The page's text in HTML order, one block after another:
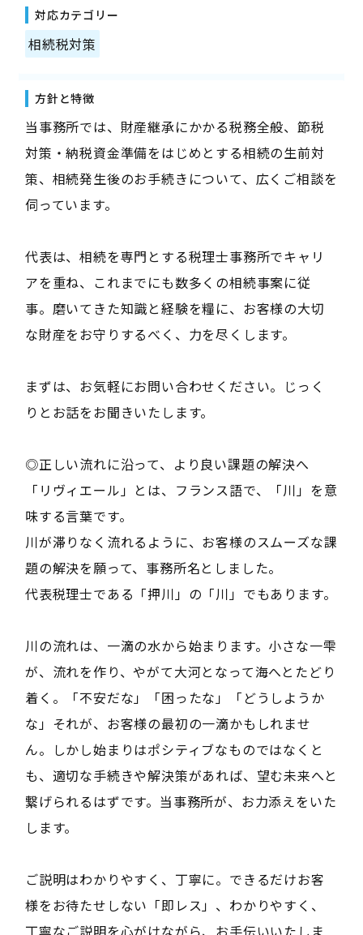
対応カテゴリー
相続税対策
方針と特徴
当事務所では、財産継承にかかる税務全般、節税
対策・納税資金準備をはじめとする相続の生前対
策、相続発生後のお手続きについて、広くご相談を
伺っています。
代表は、相続を専門とする税理士事務所でキャリ
アを重ね、これまでにも数多くの相続事案に従
事。磨いてきた知識と経験を糧に、お客様の大切
な財産をお守りするべく、力を尽くします。
まずは、お気軽にお問い合わせください。じっく
りとお話をお聞きいたします。
◎正しい流れに沿って、より良い課題の解決へ
「リヴィエール」とは、フランス語で、「川」を意
味する言葉です。
川が滞りなく流れるように、お客様のスムーズな課
題の解決を願って、事務所名としました。
代表税理士である「押川」の「川」でもあります。
川の流れは、一滴の水から始まります。小さな一雫
が、流れを作り、やがて大河となって海へとたどり
着く。「不安だな」「困ったな」「どうしようか
な」それが、お客様の最初の一滴かもしれませ
ん。しかし始まりはポシティブなものではなくと
も、適切な手続きや解決策があれば、望む未来へと
繋げられるはずです。当事務所が、お力添えをいた
します。
ご説明はわかりやすく、丁寧に。できるだけお客
様をお待たせしない「即レス」、わかりやすく、
丁寧なご説明を心がけながら、お手伝いいたしま